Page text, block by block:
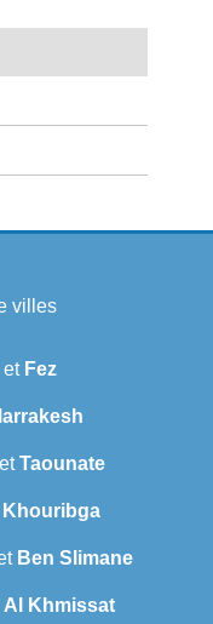
villes
Fez
etTaounate
Khouribga
Ben Slimane
Al Khmissat